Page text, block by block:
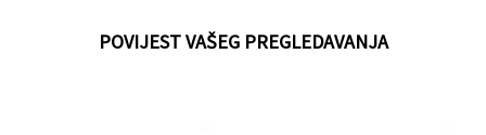
POVIJEST VAŠEG PREGLEDAVANJA